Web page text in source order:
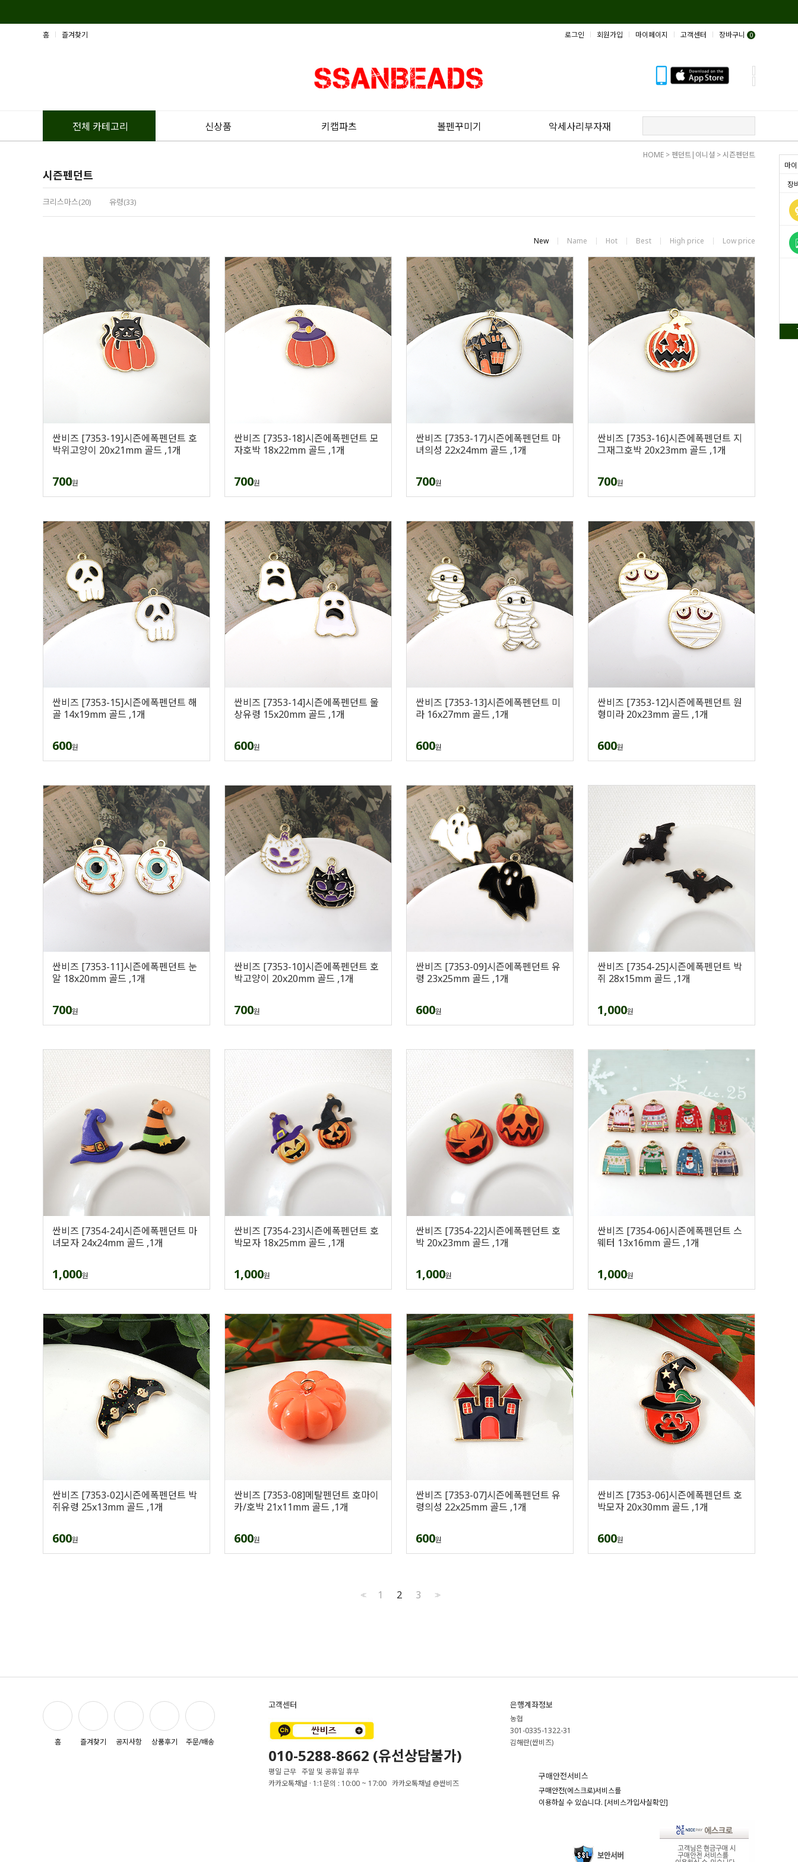
마
장
홈 즐겨찾기 로그인 회원가입 마이페이지 고객센터 장바구니 0
전체 카테고리 신상품 키캡파츠 볼펜꾸미기 악세사리부자재
HOME > 펜던트|이니셜 >시즌펜던트
시즌펜던트
크리스마스(20) 유령(33)
New Name Hot Best High price Low price
싼비즈 [7353-19]시즌에폭펜던트 호
박위고양이 20x21mm 골드 ,1개
700원
싼비즈 [7353-18]시즌에폭펜던트 모
자호박 18x22mm 골드 ,1개
700원
싼비즈 [7353-17]시즌에폭펜던트 마
녀의성 22x24mm 골드 ,1개
700원
싼비즈 [7353-16]시즌에폭펜던트 지
그재그호박 20x23mm 골드 ,1개
700원
싼비즈 [7353-15]시즌에폭펜던트 해
골 14x19mm 골드 ,1개
600원
싼비즈 [7353-14]시즌에폭펜던트 울
상유령 15x20mm 골드 ,1개
600원
싼비즈 [7353-13]시즌에폭펜던트 미
라 16x27mm 골드 ,1개
600원
싼비즈 [7353-12]시즌에폭펜던트 원
형미라 20x23mm 골드 ,1개
600원
싼비즈 [7353-11]시즌에폭펜던트 눈
알 18x20mm 골드 ,1개
700원
싼비즈 [7353-10]시즌에폭펜던트 호
박고양이 20x20mm 골드 ,1개
700원
싼비즈 [7353-09]시즌에폭펜던트 유
령 23x25mm 골드 ,1개
600원
싼비즈 [7354-25]시즌에폭펜던트 박
쥐 28x15mm 골드 ,1개
1,000원
싼비즈 [7354-24]시즌에폭펜던트 마
녀모자 24x24mm 골드 ,1개
1,000원
싼비즈 [7354-23]시즌에폭펜던트 호
박모자 18x25mm 골드 ,1개
1,000원
싼비즈 [7354-22]시즌에폭펜던트 호
박 20x23mm 골드 ,1개
1,000원
싼비즈 [7354-06]시즌에폭펜던트 스
웨터 13x16mm 골드 ,1개
1,000원
싼비즈 [7353-02]시즌에폭펜던트 박
쥐유령 25x13mm 골드 ,1개
600원
싼비즈 [7353-08]메탈펜던트 호마이
카/호박 21x11mm 골드 ,1개
600원
싼비즈 [7353-07]시즌에폭펜던트 유
령의성 22x25mm 골드 ,1개
600원
싼비즈 [7353-06]시즌에폭펜던트 호
박모자 20x30mm 골드 ,1개
600원
<< 1 2 3 >>
홈 즐겨찾기 공지사항 상품후기 주문/배송
고객센터
010-5288-8662 (유선상담불가)
평일 근무 주말 및 공휴일 휴무
카카오톡채널 · 1:1문의 : 10:00 ~ 17:00 카카오톡채널 @싼비즈
은행계좌정보
농협
301-0335-1322-31
김해란(싼비즈)
구매안전서비스
구매안전(에스크로)서비스를
이용하실 수 있습니다. [서비스가입사실확인]